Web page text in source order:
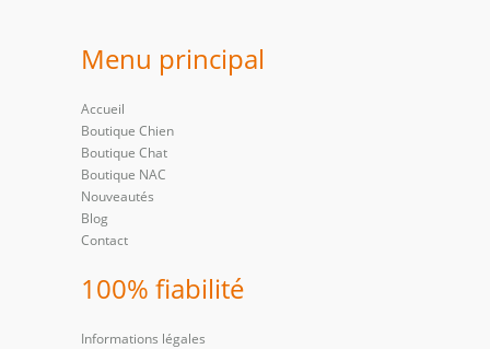
Menu principal
Accueil
Boutique Chien
Boutique Chat
Boutique NAC
Nouveautés
Blog
Contact
100% fiabilité
Informations légales